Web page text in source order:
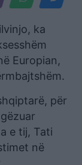
ka
Europian,
për
e tij, Tati
në